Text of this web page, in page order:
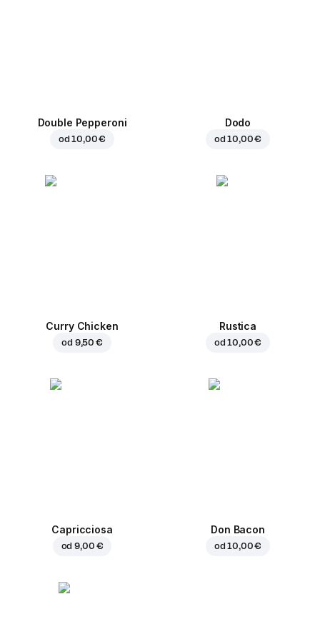
Double Pepperoni
od10,00 €
Dodo
od10,00 €
Curry Chicken
od 9,50 €
Rustica
od10,00 €
Capricciosa
od9,00 €
Don Bacon
od10,00 €